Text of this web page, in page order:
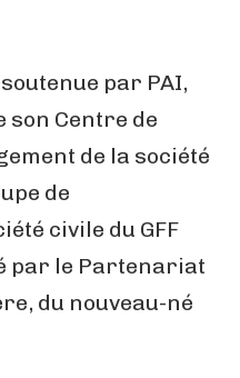
par PAI,
son Centre de
de la société
de
civile du GFF
par le Partenariat
du nouveau-né